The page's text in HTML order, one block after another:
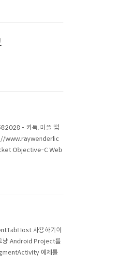
- 카톡, 마플 앱
www.raywenderlic
Objective-C Web
사용하기이
냥 Android Project를
예제를